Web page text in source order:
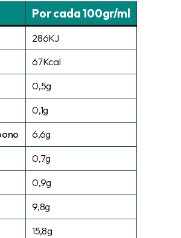
Por cada 100gr/ml
286KJ
67Kcal
0,5g
0,1g
6,6g
0,7g
0,9g
9,8g
15,8g